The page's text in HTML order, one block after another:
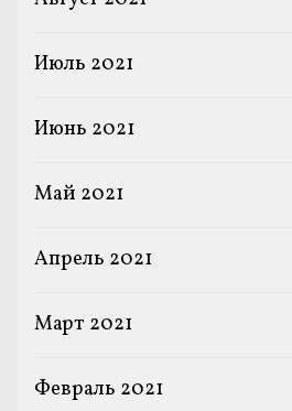
Июль 2021
Июнь 2021
Май 2021
Апрель 2021
Март 2021
Февраль 2021